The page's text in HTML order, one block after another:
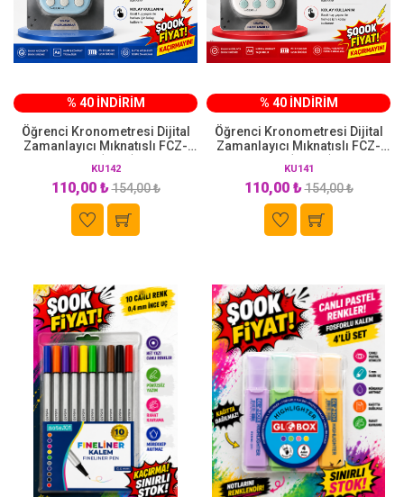
% 40 İNDİRİM
Öğrenci Kronometresi Dijital
Zamanlayıcı Mıknatıslı FCZ-
KU142
110,00 ₺154,00 ₺
% 40 İNDİRİM
Öğrenci Kronometresi Dijital
Zamanlayıcı Mıknatıslı FCZ-
KU141
110,00 ₺154,00 ₺